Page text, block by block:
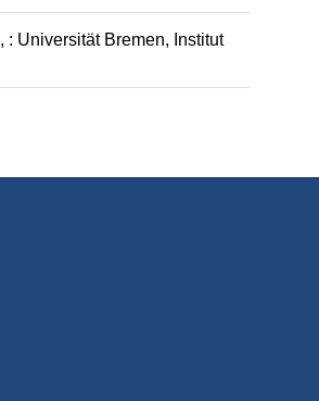
, : Universität Bremen, Institut